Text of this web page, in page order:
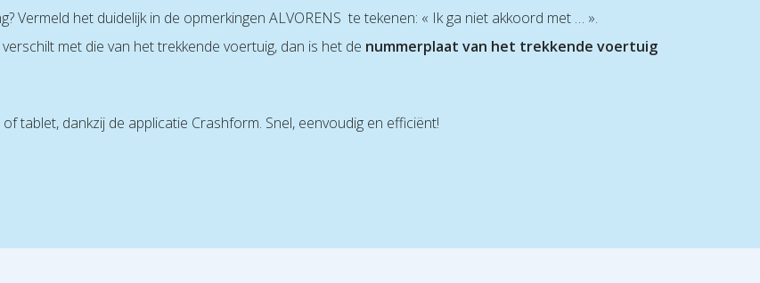
Vermeld het duidelijk in de opmerkingen ALVORENS te tekenen: « Ik ga niet akkoord met … ».
met die van het trekkende voertuig, dan is het de nummerplaat van het trekkende voertuig
tablet, dankzij de applicatie Crashform. Snel, eenvoudig en efficiënt!